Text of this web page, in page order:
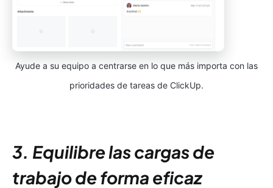
Ayude a su equipo a centrarse en lo que más importa con las
prioridades de tareas de ClickUp.
3. Equilibre las cargas de
trabajo de forma eficaz